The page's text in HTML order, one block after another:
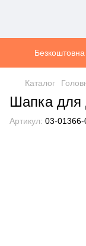
Каталог
Шапка для
Артикул: 03-